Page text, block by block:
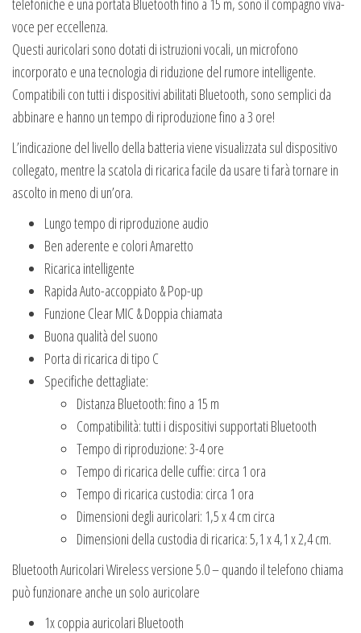
telefoniche e una portata Bluetooth fino a 15 m, sono il compagno viva-
voce per eccellenza.
Questi auricolari sono dotati di istruzioni vocali, un microfono
incorporato e una tecnologia di riduzione del rumore intelligente.
Compatibili con tutti i dispositivi abilitati Bluetooth, sono semplici da
abbinare e hanno un tempo di riproduzione fino a 3 ore!
L’indicazione del livello della batteria viene visualizzata sul dispositivo
collegato, mentre la scatola di ricarica facile da usare ti farà tornare in
ascolto in meno di un’ora.
Lungo tempo di riproduzione audio
Ben aderente e colori Amaretto
Ricarica intelligente
Rapida Auto-accoppiato & Pop-up
Funzione Clear MIC & Doppia chiamata
Buona qualità del suono
Porta di ricarica di tipo C
Specifiche dettagliate:
Distanza Bluetooth: fino a 15 m
Compatibilità: tutti i dispositivi supportati Bluetooth
Tempo di riproduzione: 3-4 ore
Tempo di ricarica delle cuffie: circa 1 ora
Tempo di ricarica custodia: circa 1 ora
Dimensioni degli auricolari: 1,5 x 4 cm circa
Dimensioni della custodia di ricarica: 5,1 x 4,1 x 2,4 cm.
Bluetooth Auricolari Wireless versione 5.0 – quando il telefono chiama
può funzionare anche un solo auricolare
1x coppia auricolari Bluetooth